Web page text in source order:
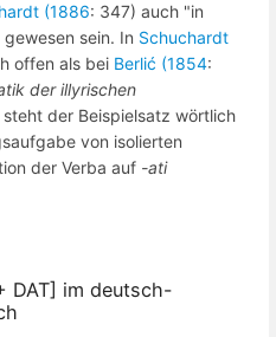
(1886: 347) auch "in
sein. In Schuchardt
offen als bei Berlić (1854:
der illyrischen
steht der Beispielsatz wörtlich
von isolierten
der Verba auf -ati
DAT] im deutsch-